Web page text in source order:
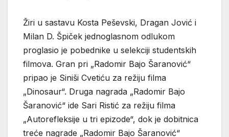
Žiri u sastavu Kosta Peševski, Dragan Jović i
Milan D. Špiček jednoglasnom odlukom
proglasio je pobednike u selekciji studentskih
filmova. Gran pri „Radomir Bajo Šaranović“
pripao je Siniši Cvetiću za režiju filma
„Dinosaur“. Druga nagrada „Radomir Bajo
Šaranović“ ide Sari Ristić za režiju filma
„Autorefleksije u tri epizode“, dok je dobitnica
treće nagrade „Radomir Bajo Šaranović“